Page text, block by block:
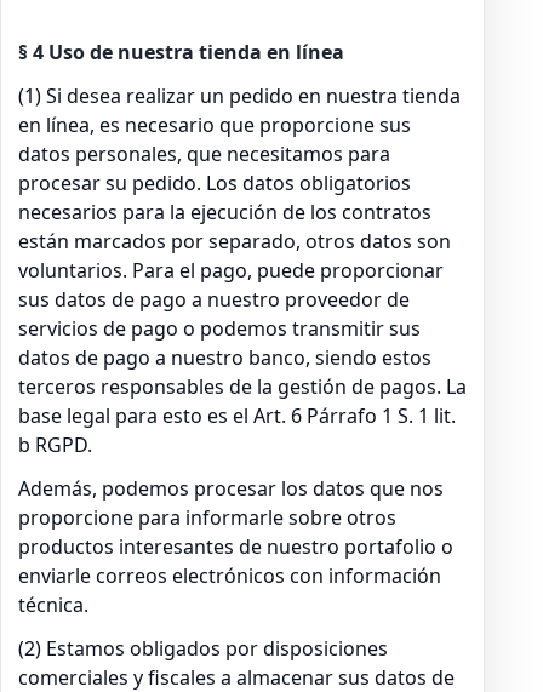
§ 4 Uso de nuestra tienda en línea
(1) Si desea realizar un pedido en nuestra tienda
en línea, es necesario que proporcione sus
datos personales, que necesitamos para
procesar su pedido. Los datos obligatorios
necesarios para la ejecución de los contratos
están marcados por separado, otros datos son
voluntarios. Para el pago, puede proporcionar
sus datos de pago a nuestro proveedor de
servicios de pago o podemos transmitir sus
datos de pago a nuestro banco, siendo estos
terceros responsables de la gestión de pagos. La
base legal para esto es el Art. 6 Párrafo 1 S. 1 lit.
b RGPD.
Además, podemos procesar los datos que nos
proporcione para informarle sobre otros
productos interesantes de nuestro portafolio o
enviarle correos electrónicos con información
técnica.
(2) Estamos obligados por disposiciones
comerciales y fiscales a almacenar sus datos de